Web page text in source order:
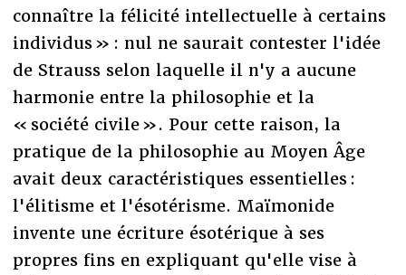
connaître la félicité intellectuelle à certains
individus » : nul ne saurait contester l'idée
de Strauss selon laquelle il n'y a aucune
harmonie entre la philosophie et la
« société civile ». Pour cette raison, la
pratique de la philosophie au Moyen Âge
avait deux caractéristiques essentielles :
l'élitisme et l'ésotérisme. Maïmonide
invente une écriture ésotérique à ses
propres fins en expliquant qu'elle vise à